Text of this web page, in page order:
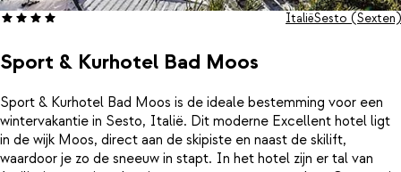
Sport & Kurhotel Bad Moos
ItaliëSesto (Sexten)
Sport & Kurhotel Bad Moos is de ideale bestemming voor een
wintervakantie in Sesto, Italië. Dit moderne Excellent hotel ligt
in de wijk Moos, direct aan de skipiste en naast de skilift,
waardoor je zo de sneeuw in stapt. In het hotel zijn er tal van